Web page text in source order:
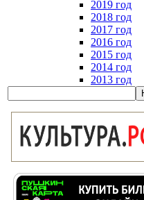
2019 год
2018 год
2017 год
2016 год
2015 год
2014 год
2013 год